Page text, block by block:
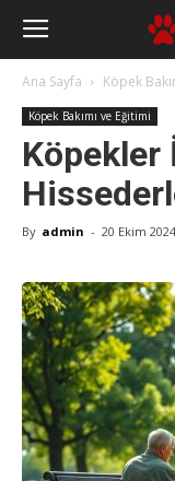
Ana Sayfa Köpek
Köpek Bakımı ve Eğitimi
Köpekler
By admin - 20 Ekim 2024